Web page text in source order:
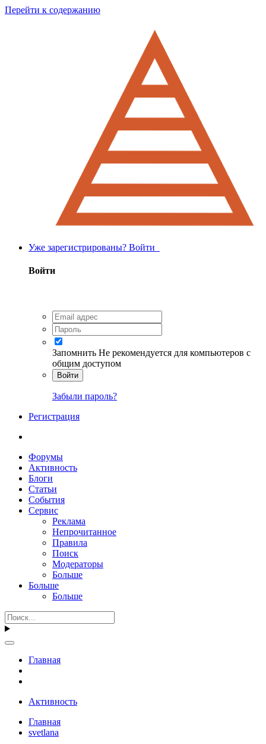
Перейти к содержанию
Уже зарегистрированы? Войти
Войти
Запомнить Не рекомендуется для компьютеров с
общим доступом
Войти
Забыли пароль?
Регистрация
Форумы
Активность
Блоги
Статьи
События
Сервис
Реклама
Непрочитанное
Правила
Поиск
Модераторы
Больше
Больше
Больше
Главная
Активность
Главная
svetlana